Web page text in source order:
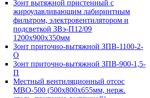
Зонт вытяжной пристенный с
жироулавливающим лабиринтным
фильтром, электровентилятором и
подсветкой ЗВэ-П12/09
1200х900х350мм
Зонт приточно-вытяжной ЗПВ-1100-2-
О
Зонт приточно-вытяжной ЗПВ-900-1,5-
П
Местный вентиляционный отсос
МВО-500 (500х800х655мм, нерж.